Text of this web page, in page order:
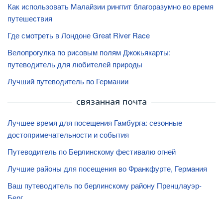
Как использовать Малайзии ринггит благоразумно во время
путешествия
Где смотреть в Лондоне Great River Race
Велопрогулка по рисовым полям Джокьякарты:
путеводитель для любителей природы
Лучший путеводитель по Германии
связанная почта
Лучшее время для посещения Гамбурга: сезонные
достопримечательности и события
Путеводитель по Берлинскому фестивалю огней
Лучшие районы для посещения во Франкфурте, Германия
Ваш путеводитель по берлинскому району Пренцлауэр-